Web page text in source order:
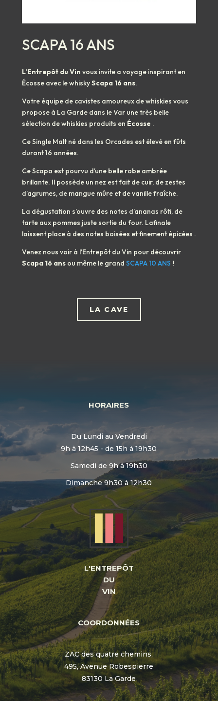
SCAPA 16 ANS
L’Entrepôt du Vin vous invite a voyage inspirant en
Écosse avec le whiskyScapa 16 ans.
Votre équipe de cavistes amoureux de whiskies vous
propose à La Garde dans le Var une très belle
sélection de whiskies produits en Écosse .
Ce Single Malt né dans les Orcades est élevé en fûts
durant 16 années.
Ce Scapa est pourvu d’une belle robe ambrée
brillante. Ilpossède un nez est fait de cuir, de zestes
d’agrumes, de mangue mûre et de vanille fraîche.
La dégustation s’ouvre des notes d’ananas rôti, de
tarte aux pommes juste sortie du four. Lafinale
laissent place à des notes boisées et finement épicées .
Venez nous voir à l’Entrepôt du Vin pour découvrir
Scapa 16 ansou même le grand SCAPA 10 ANS !
LA CAVE
HORAIRES
Du Lundi au Vendredi
9h à 12h45 - de 15h à 19h30
Samedi de 9h à 19h30
Dimanche 9h30 à 12h30
L'ENTREPÔT
DU
VIN
COORDONNÉES
ZAC des quatre chemins,
495, Avenue Robespierre
83130 La Garde